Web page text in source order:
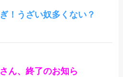
！うざい奴多くない？
ん、終了のお知ら